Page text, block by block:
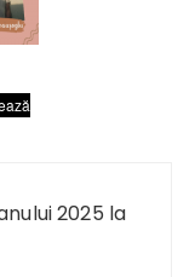
2025 la